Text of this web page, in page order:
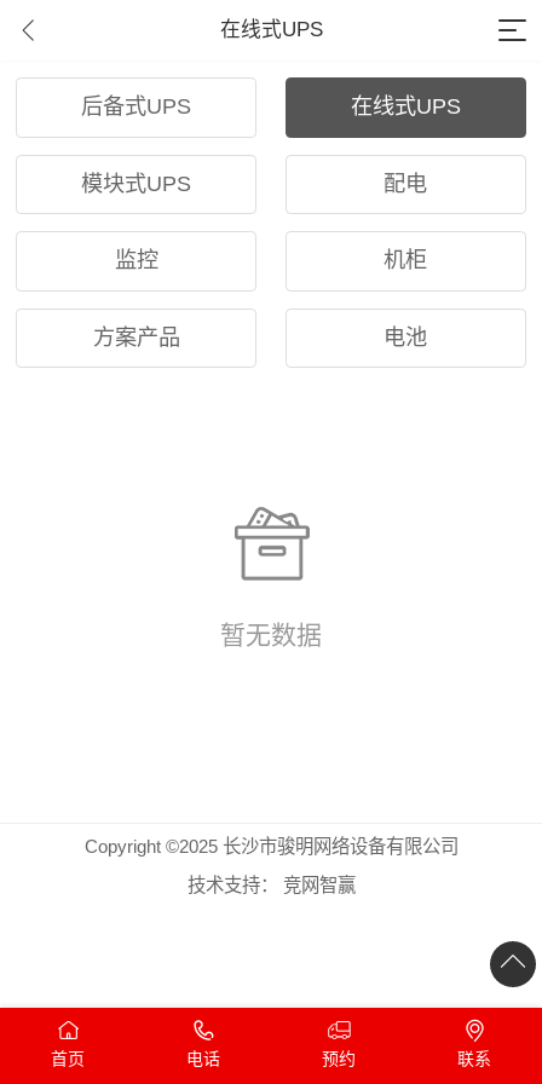
在线式UPS
后备式UPS 在线式UPS
模块式UPS 配电
监控 机柜
方案产品 电池
暂无数据
首页 电话 预约 联系
Copyright ©2025 长沙市骏明网络设备有限公司
技术支持：
竞网智赢